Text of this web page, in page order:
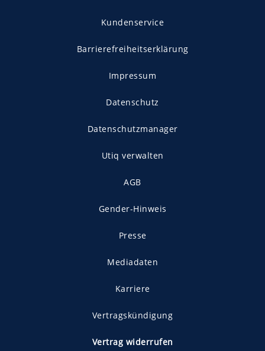
Kundenservice
Barrierefreiheitserklärung
Impressum
Datenschutz
Datenschutzmanager
Utiq verwalten
AGB
Gender-Hinweis
Presse
Mediadaten
Karriere
Vertragskündigung
Vertrag widerrufen